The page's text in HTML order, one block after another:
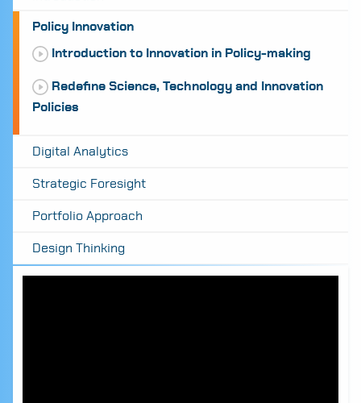
Policy Innovation
Introduction to Innovation in Policy-making
Redefine Science, Technology and Innovation
Policies
Digital Analytics
Strategic Foresight
Portfolio Approach
Design Thinking